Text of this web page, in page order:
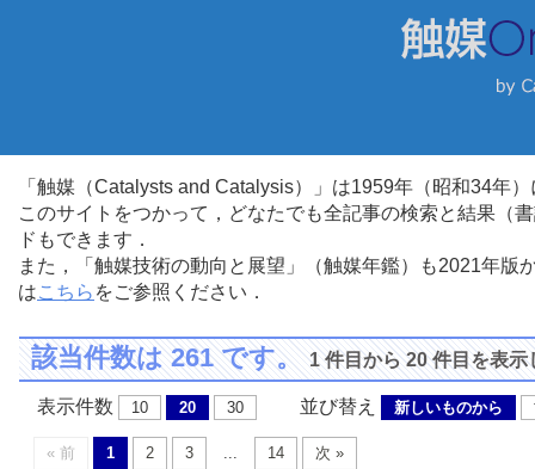
「触媒（Catalysts and Catalysis）」は1959年（昭和34年
このサイトをつかって，どなたでも全記事の検索と結果（
ドもできます．
また，「触媒技術の動向と展望」（触媒年鑑）も2021年
はこちら をご参照ください．
該当件数は 261 です。1 件目から 20 件目を表示
表示件数 10 20 30 並び替え 新しいものから
« 前 1 2 3 ... 14 次 »